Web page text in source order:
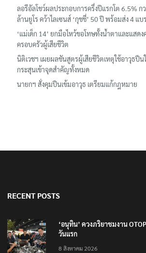
‘อนุทิน’ ควงภริยาชมงาน OTOP ศิลปาชีพ ประที
ลอรีอัลโชว์ผลประกอบการครึ่งปีแรกโต 6.5% ก
ล้านยูโร คว้าไลเซนส์ ‘กุชชี่’ 50 ปี พร้อมส่ง 4 แ
‘แม่เด็ก 14’ ยกมือไหว้ขอโทษทั้งน้ำตาและแสดง
ครอบครัวผู้เสียชีวิต
นิติเวชฯ เผยผลชันสูตรผู้เสียชีวิตเหตุใช้อาวุธปืนใ
กระสุนเข้าจุดสำคัญทั้งหมด
‘อนุทิน’ ควงภริยาชมงาน